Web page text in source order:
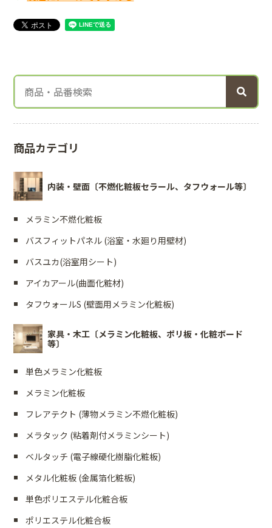
商品カテゴリ
内装・壁面〔不燃化粧板セラール、タフウォール等〕
メラミン不燃化粧板
バスフィットパネル (浴室・水廻り用壁材)
バスユカ(浴室用シート)
アイカアール(曲面化粧材)
タフウォールS (壁面用メラミン化粧板)
家具・木工〔メラミン化粧板、ポリ板・化粧ボード
等〕
単色メラミン化粧板
メラミン化粧板
フレアテクト (薄物メラミン不燃化粧板)
メラタック (粘着剤付メラミンシート)
ベルタッチ (電子線硬化樹脂化粧板)
メタル化粧板 (金属箔化粧板)
単色ポリエステル化粧合板
ポリエステル化粧合板